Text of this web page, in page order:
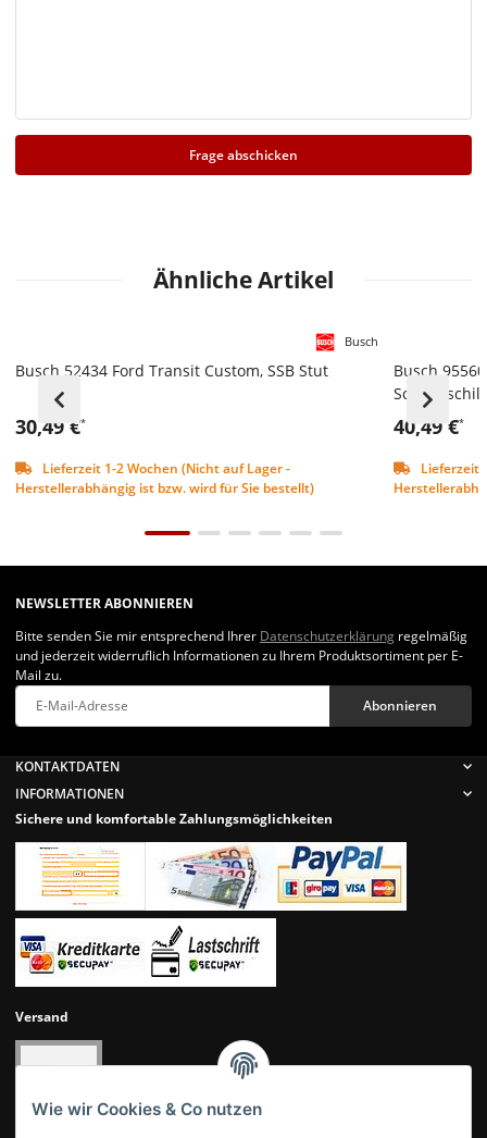
Wie wir Cookies & Co nutzen
Frage abschicken
Ähnliche Artikel
Busch 52434 Ford Transit Custom, SSB Stut
30,49 €*
Lieferzeit 1-2 Wochen (Nicht auf Lager -
Herstellerabhängig ist bzw. wird für Sie bestellt)
Busch
Busch
40,49 €*
Lieferzeit
KONTAKTDATEN
INFORMATIONEN
Sichere und komfortable Zahlungsmöglichkeiten
Versand
NEWSLETTER ABONNIEREN
Bitte senden Sie mir entsprechend Ihrer Datenschutzerklärung regelmäßig
und jederzeit widerruflich Informationen zu Ihrem Produktsortiment per E-
Mail zu.
Abonnieren